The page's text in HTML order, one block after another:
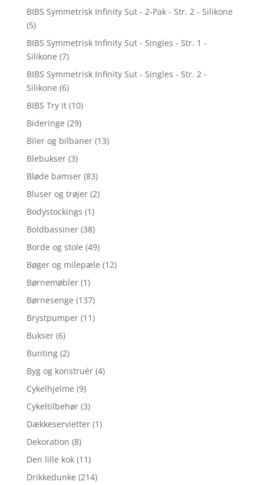
BIBS Symmetrisk Infinity Sut - 2-Pak - Str. 2 - Silikone
(5)
BIBS Symmetrisk Infinity Sut - Singles - Str. 1 -
Silikone (7)
BIBS Symmetrisk Infinity Sut - Singles - Str. 2 -
Silikone (6)
BIBS Try It (10)
Bideringe (29)
Biler og bilbaner (13)
Blebukser (3)
Bløde bamser (83)
Bluser og trøjer (2)
Bodystockings (1)
Boldbassiner (38)
Borde og stole (49)
Bøger og milepæle (12)
Børnemøbler (1)
Børnesenge (137)
Brystpumper (11)
Bukser (6)
Bunting (2)
Byg og konstruér (4)
Cykelhjelme (9)
Cykeltilbehør (3)
Dækkeservietter (1)
Dekoration (8)
Den lille kok (11)
Drikkedunke (214)